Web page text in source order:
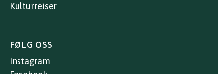
Kulturreiser
FØLG OSS
Instagram